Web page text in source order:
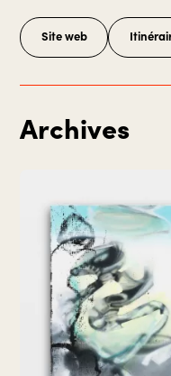
Site web
Archives